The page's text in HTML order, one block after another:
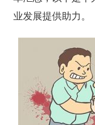
业发展提供助力。